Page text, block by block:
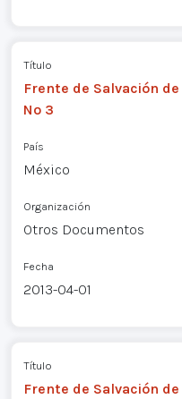
Título
Frente de Salvación
Nº 3
País
México
Organización
Otros Documentos
Fecha
2013-04-01
Título
Frente de Salvación